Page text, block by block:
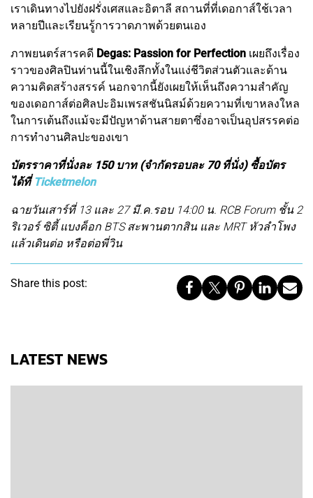
เราเดินทางไปยังฝรั่งเศสและอิตาลี สถานที่ที่เดอกาส์ใช้เวลา
หลายปีและเรียนรู้การวาดภาพด้วยตนเอง
ภาพยนตร์สารคดี Degas: Passion for Perfection เผยถึงเรื่อง
ราวของศิลปินท่านนี้ในเชิงลึกทั้งในแง่ชีวิตส่วนตัวและด้าน
ความคิดสร้างสรรค์ นอกจากนี้ยังเผยให้เห็นถึงความสำคัญ
ของเดอกาส์ต่อศิลปะอิมเพรสชันนิสม์ด้วยความที่เขาหลงใหล
ในการเต้นถึงแม้จะมีปัญหาด้านสายตาซึ่งอาจเป็นอุปสรรคต่อ
การทำงานศิลปะของเขา
บัตรราคาที่นั่งละ 150 บาท (จำกัดรอบละ 70 ที่นั่ง) ซื้อบัตร
ได้ที่ Ticketmelon
ฉายวันเสาร์ที่ 13 และ 27 มี.ค.รอบ 14:00 น. RCB Forum ชั้น 2
ริเวอร์ ซิตี้ แบงค็อก BTS สะพานตากสิน และ MRT หัวลำโพง
แล้วเดินต่อ หรือต่อพี่วิน
Share this post:
LATEST NEWS